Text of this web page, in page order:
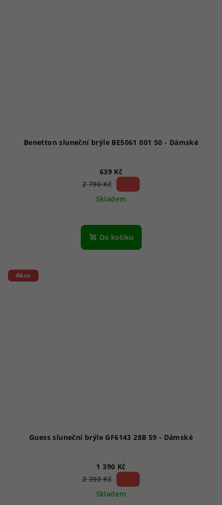
Benetton sluneční brýle BE5061 001 50 - Dámské
639 Kč
2 790 Kč
Skladem
Do košíku
Akce
Guess sluneční brýle GF6143 28B 59 - Dámské
1 390 Kč
2 390 Kč
Skladem